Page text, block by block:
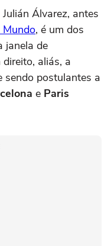
Álvarez, antes
Mundo, é um dos
janela de
aliás, a
sendo postulantes a
e Paris